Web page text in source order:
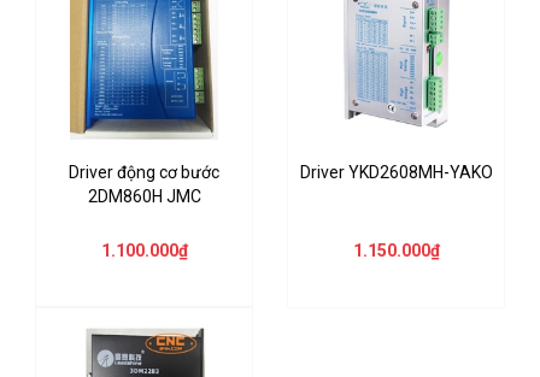
Driver động cơ bước
2DM860H JMC
1.100.000₫
Driver YKD2608MH-YAKO
1.150.000₫